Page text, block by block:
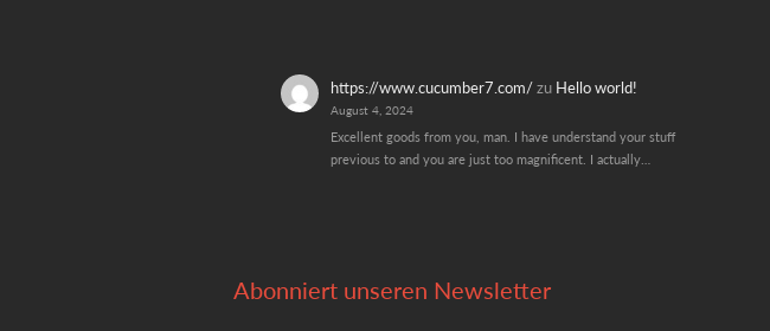
https://www.cucumber7.com/zu Hello world!
August 4, 2024
Excellent goods from you, man. I have understand your stuff
previous to and you are just too magnificent. I actually…
Abonniert unseren Newsletter